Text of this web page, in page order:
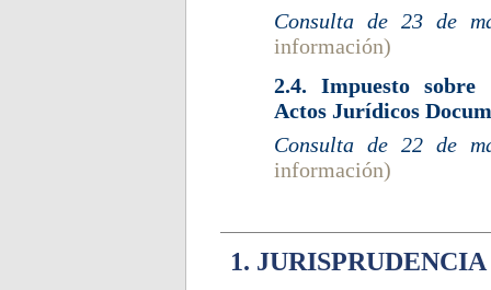
Consulta de 23 de
información)
2.4. Impuesto sobre
Actos Jurídicos
Consulta de 22 de
información)
1. JURISPRUDENCIA